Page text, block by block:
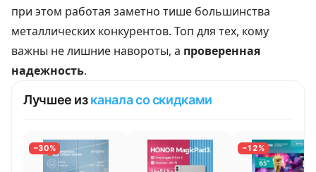
при этом работая заметно тише большинства
металлических конкурентов. Топ для тех, кому
важны не лишние навороты, а проверенная
надежность.
Лучшее изканала со скидками
−30% −12%